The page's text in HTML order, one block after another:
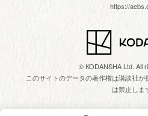
https://
© KODANSHA Ltd. All
このサイトのデータの著作権は講談社
は禁止しま